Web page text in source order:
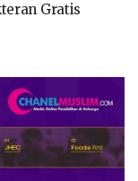
Gratis